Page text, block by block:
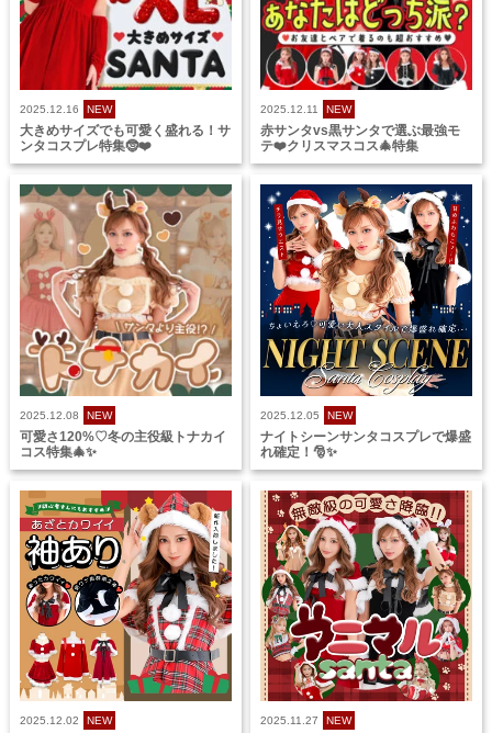
2025.12.16 NEW
大きめサイズでも可愛く盛れる！サ
ンタコスプレ特集🤶❤️
2025.12.11 NEW
赤サンタvs黒サンタで選ぶ最強モ
テ❤️クリスマスコス🎄特集
2025.12.08 NEW
可愛さ120%♡冬の主役級トナカイ
コス特集🎄✨
2025.12.05 NEW
ナイトシーンサンタコスプレで爆盛
れ確定！🎅✨
2025.12.02 NEW 2025.11.27 NEW